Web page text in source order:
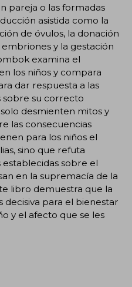
pareja o las formadas
asistida como la
de óvulos, la donación
y la gestación
examina el
los niños y compara
dar respuesta a las
sobre su correcto
desmienten mitos y
las consecuencias
para los niños el
sino que refuta
sobre el
en la supremacía de la
libro demuestra que la
decisiva para el bienestar
y el afecto que se les